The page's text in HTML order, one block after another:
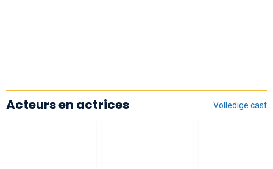
Volledige cast
Acteurs en actrices